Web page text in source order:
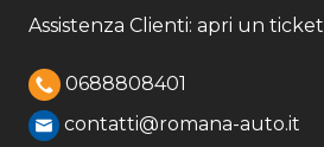
Assistenza Clienti: apri un ticket
0688808401
contatti@romana-auto.it